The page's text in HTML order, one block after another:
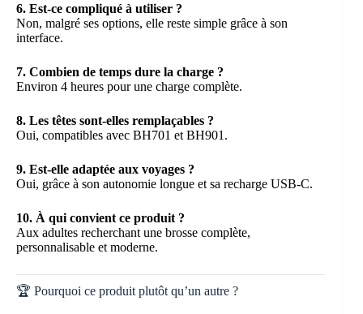
6. Est-ce compliqué à utiliser ?
Non, malgré ses options, elle reste simple grâce à son
interface.
7. Combien de temps dure la charge ?
Environ 4 heures pour une charge complète.
8. Les têtes sont-elles remplaçables ?
Oui, compatibles avec BH701 et BH901.
9. Est-elle adaptée aux voyages ?
Oui, grâce à son autonomie longue et sa recharge USB-C.
10. À qui convient ce produit ?
Aux adultes recherchant une brosse complète,
personnalisable et moderne.
🏆 Pourquoi ce produit plutôt qu’un autre ?